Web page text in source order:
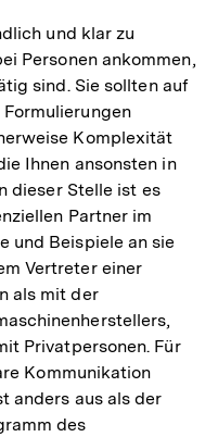
und klar zu
Personen ankommen,
sind. Sie sollten auf
Komplexität
Ihnen ansonsten in
dieser Stelle ist es
Partner im
und Beispiele an sie
Vertreter einer
als mit der
Privatpersonen. Für
Kommunikation
anders aus als der
des